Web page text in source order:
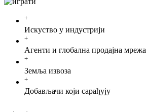
+
Искуство у индустрији
+
Агенти и глобална продајна мрежа
+
Земља извоза
+
Добављачи који сарађују